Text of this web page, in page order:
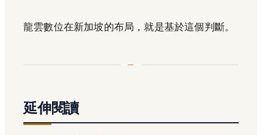
龍雲數位在新加坡的布局，就是基於這個判斷。
延伸閱讀